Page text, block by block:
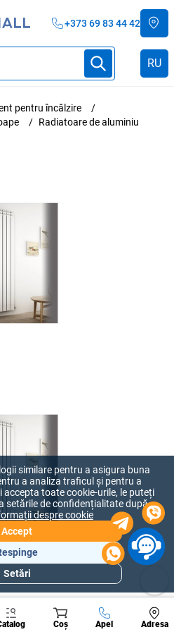
+373 69 83 44 42
RU
pentru încălzire
Radiatoare de aluminiu
Coș Apel Adresa
A suna
populare
de
similare pentru a asigura buna
a analiza traficul și pentru a
toate cookie-urile, le puteți
setările de confidențialitate după
despre cookie
Accept
Setări